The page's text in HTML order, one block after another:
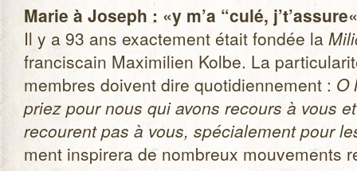
Marie à Joseph : «y m’a “culé, j’t’assure«
Il y a 93 ans exac­te­ment était fon­dée la
fran­cis­cain Maxi­mi­lien Kolbe. La
membres doivent dire quo­ti­dien­ne­ment : O
priez pour nous qui avons recours à vous
recourent pas à vous, spé­cia­le­ment pour
ment ins­pi­rera de nom­breux mou­ve­ments